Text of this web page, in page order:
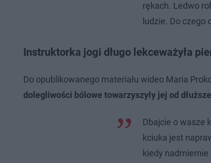
rękach. Ledwo
ludzie. Do
Instruktorka jogi długo lekceważyła
Do opublikowanego materiału wideo Maria
dolegliwości bólowe towarzyszyły jej od
Dbajcie o wasze
kciuka jest
kiedy